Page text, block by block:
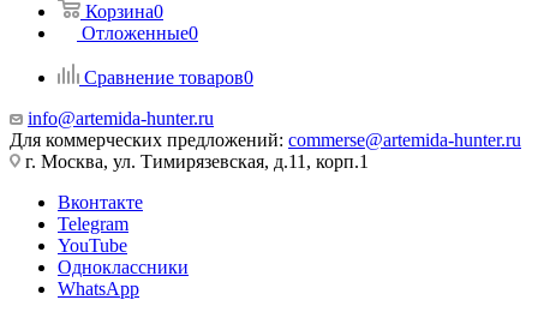
Корзина0
Отложенные0
Сравнение товаров0
info@artemida-hunter.ru
Для коммерческих предложений: commerse@artemida-hunter.ru
г. Москва, ул. Тимирязевская, д.11, корп.1
Вконтакте
Telegram
YouTube
Одноклассники
WhatsApp